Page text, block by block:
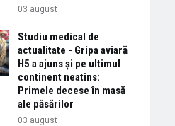
03 august
Studiu medical de
actualitate - Gripa aviară
H5 a ajuns și pe ultimul
continent neatins:
Primele decese în masă
ale păsărilor
03 august